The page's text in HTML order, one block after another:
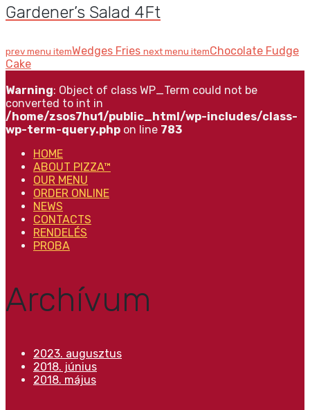
Gardener’s Salad 4Ft
prev menu itemWedges Fries next menu itemChocolate Fudge
Cake
Warning: Object of class WP_Term could not be
converted to int in
/home/zsos7hu1/public_html/wp-includes/class-
wp-term-query.php on line 783
HOME
ABOUT PIZZA™
OUR MENU
ORDER ONLINE
NEWS
CONTACTS
RENDELÉS
PROBA
Archívum
2023. augusztus
2018. június
2018. május